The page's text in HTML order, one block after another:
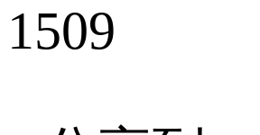
1509